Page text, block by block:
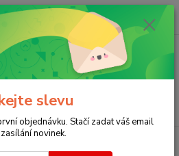
Menu
ks
0 Kč
v angličtině
slevu
objednávku. Stačí zadat váš email
novinek.